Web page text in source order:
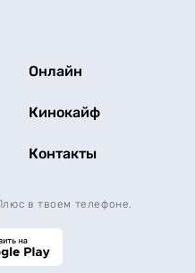
Онлайн
Кинокайф
Контакты
в твоем телефоне.